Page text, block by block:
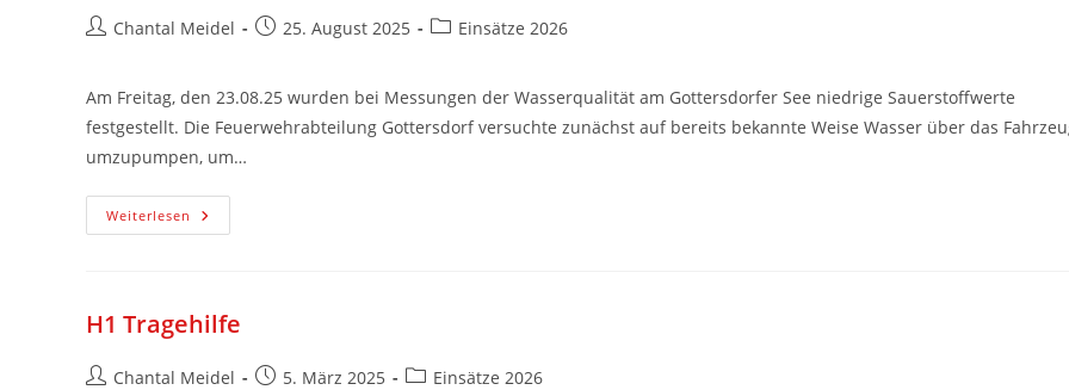
Chantal Meidel 25. August 2025 Einsätze 2026
Am Freitag, den 23.08.25 wurden bei Messungen der Wasserqualität am Gottersdorfer See niedrige Sauerstoffwerte
festgestellt. Die Feuerwehrabteilung Gottersdorf versuchte zunächst auf bereits bekannte Weise Wasser über das
umzupumpen, um…
Weiterlesen
H1 Tragehilfe
Chantal Meidel 5. März 2025 Einsätze 2026